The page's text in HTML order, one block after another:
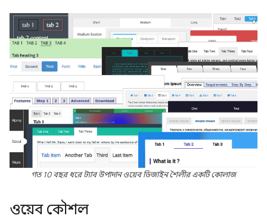
গত 10 বছর ধরে ট্যাব উপাদান ওয়েব ডিজাইন শৈলীর একটি কোলাজ
ওয়েব কৌশল